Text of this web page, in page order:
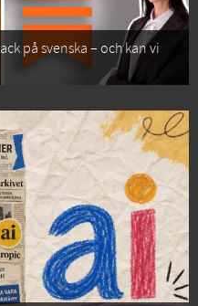
på svenska – och kan vi